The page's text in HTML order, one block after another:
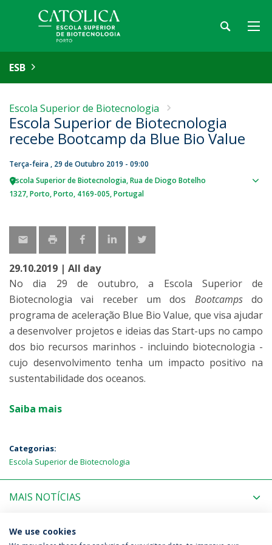
ESB
Escola Superior de Biotecnologia
Escola Superior de Biotecnologia
recebe Bootcamp da Blue Bio Value
Terça-feira , 29 de Outubro 2019 - 09:00
Escola Superior de Biotecnologia Rua de Diogo Botelho
1327 Porto Porto 4169-005 Portugal
29.10.2019 | All day
No dia 29 de outubro, a Escola Superior de
Biotecnologia vai receber um dos Bootcampsdo
programa de aceleração Blue Bio Value, que visa ajudar
a desenvolver projetos e ideias das Start-ups no campo
dos bio recursos marinhos - incluindo biotecnologia -
cujo desenvolvimento tenha um impacto positivo na
sustentabilidade dos oceanos.
Saiba mais
Categorias:
Escola Superior de Biotecnologia
MAIS NOTÍCIAS
PRÓXIMOS EVENTOS
We use cookies